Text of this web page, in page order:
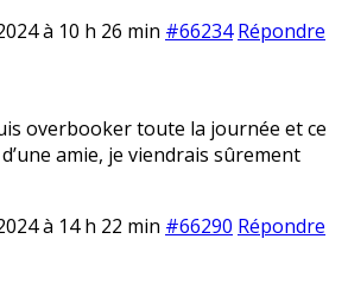
à 10 h 26 min #66234 Répondre
overbooker toute la journée et ce
d’une amie, je viendrais sûrement
à 14 h 22 min #66290 Répondre